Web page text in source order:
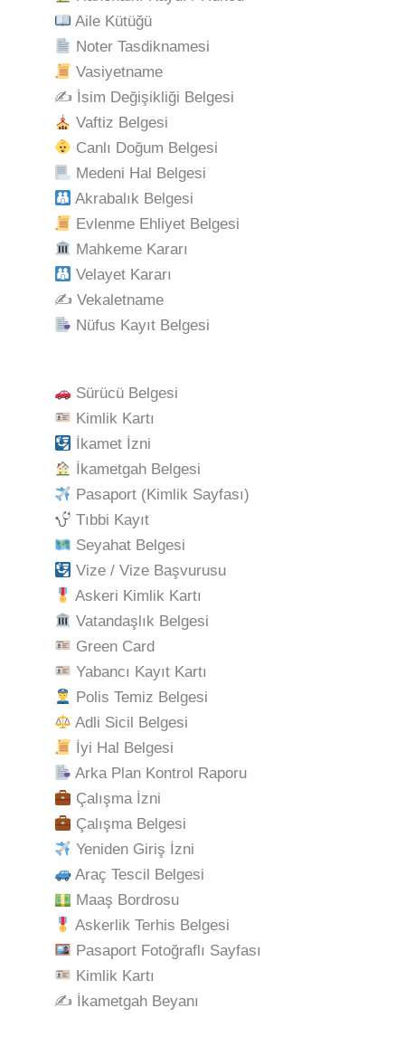
Aile Kütüğü
Noter Tasdiknamesi
Vasiyetname
✍️ İsim Değişikliği Belgesi
Vaftiz Belgesi
Canlı Doğum Belgesi
Medeni Hal Belgesi
Akrabalık Belgesi
Evlenme Ehliyet Belgesi
Mahkeme Kararı
Velayet Kararı
✍️ Vekaletname
Nüfus Kayıt Belgesi
Sürücü Belgesi
Kimlik Kartı
İkamet İzni
İkametgah Belgesi
Pasaport (Kimlik Sayfası)
Tıbbi Kayıt
Seyahat Belgesi
Vize / Vize Başvurusu
Askeri Kimlik Kartı
Vatandaşlık Belgesi
Green Card
Yabancı Kayıt Kartı
Polis Temiz Belgesi
Adli Sicil Belgesi
İyi Hal Belgesi
Arka Plan Kontrol Raporu
Çalışma İzni
Çalışma Belgesi
Yeniden Giriş İzni
Araç Tescil Belgesi
Maaş Bordrosu
Askerlik Terhis Belgesi
Pasaport Fotoğraflı Sayfası
Kimlik Kartı
✍️ İkametgah Beyanı